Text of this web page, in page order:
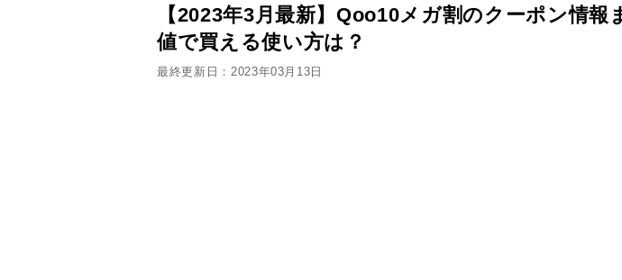
【2023年3月最新】Qoo10メガ割のクーポン情報
値で買える使い方は？
最終更新日：2023年03月13日